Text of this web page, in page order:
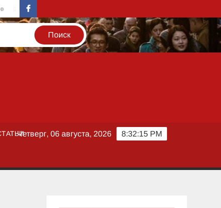
Культурный манифест: Шарлиз Терон в 51 год открыто
facebook
8:32:16 PM
Четверг, 06 августа, 2026